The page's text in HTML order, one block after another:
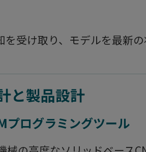
受け取り、モデルを最新
と製品設計
プログラミングツール